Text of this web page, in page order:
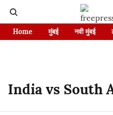
Home मुंबई नवी मुंबई
India vs South